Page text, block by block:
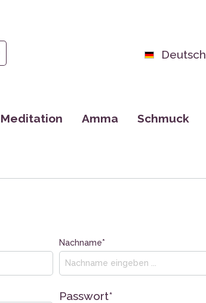
Deutsch
Meditation Amma Schmuck
Nachname*
Passwort*